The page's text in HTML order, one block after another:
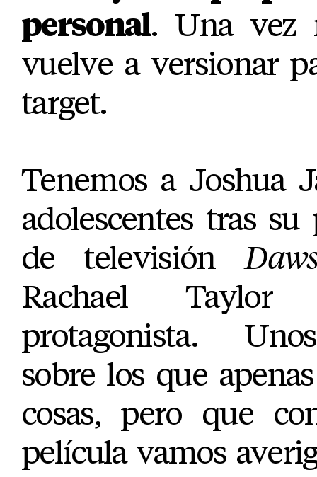
personal. Una vez
vuelve a versionar
target.
Tenemos a Joshua
adolescentes tras
de televisión
Rachael Taylor
protagonista.
sobre los que
cosas, pero que
película vamos